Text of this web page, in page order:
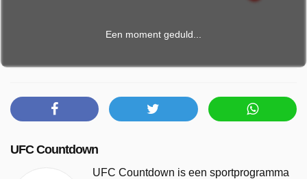
Een moment geduld...
UFC Countdown
UFC Countdown is een sportprogramma